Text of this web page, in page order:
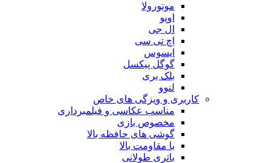
موتورولا
اوپو
ال جی
اچ تی سی
ایسوس
گوگل پیکسل
بلک بری
لنوو
کاربری و ویزگی های خاص
مناسب عکاسی و فیلمبرداری
مخصوص بازی
گوشی های حافظه بالا
با مقاومت بالا
باتری طولانی